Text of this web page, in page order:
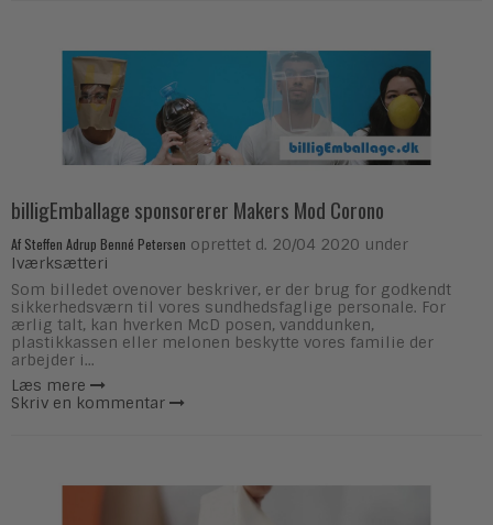
billigEmballage sponsorerer Makers Mod Corono
Af Steffen Adrup Benné Petersen oprettet d. 20/04 2020 under
Iværksætteri
Som billedet ovenover beskriver, er der brug for godkendt
sikkerhedsværn til vores sundhedsfaglige personale. For
ærlig talt, kan hverken McD posen, vanddunken,
plastikkassen eller melonen beskytte vores familie der
arbejder i...
Læs mere
Skriv en kommentar